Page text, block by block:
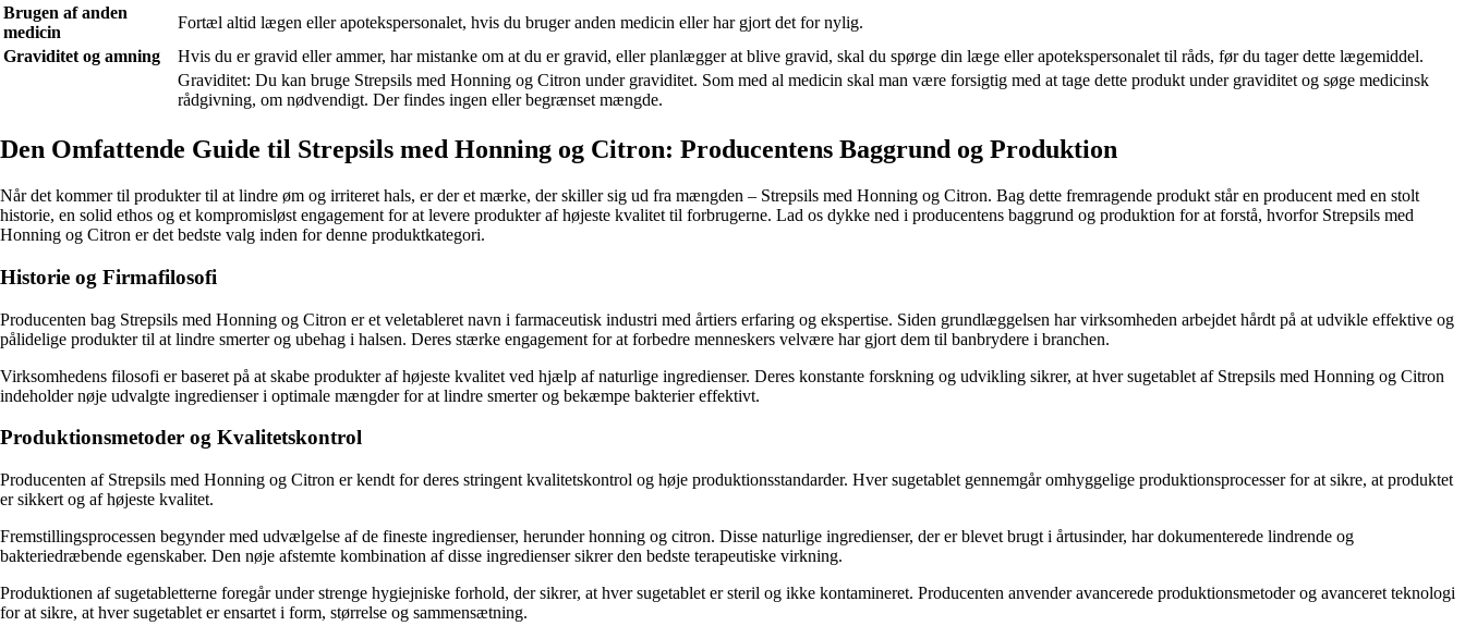
Brugen af anden
medicin
Fortæl altid lægen eller apotekspersonalet, hvis du bruger anden medicin eller har gjort det for nylig.
Graviditet og amning
Hvis du er gravid eller ammer, har mistanke om at du er gravid, eller planlægger at blive gravid, skal du spørge din læge eller apotekspersonalet til råds, før du tager dette lægemiddel.
Graviditet: Du kan bruge Strepsils med Honning og Citron under graviditet. Som med al medicin skal man være forsigtig med at tage dette produkt under graviditet og søge medicinsk
rådgivning, om nødvendigt. Der findes ingen eller begrænset mængde.
Den Omfattende Guide til Strepsils med Honning og Citron: Producentens Baggrund og Produktion
Når det kommer til produkter til at lindre øm og irriteret hals, er der et mærke, der skiller sig ud fra mængden – Strepsils med Honning og Citron. Bag dette fremragende produkt står en producent med en stolt
historie, en solid ethos og et kompromisløst engagement for at levere produkter af højeste kvalitet til forbrugerne. Lad os dykke ned i producentens baggrund og produktion for at forstå, hvorfor Strepsils med
Honning og Citron er det bedste valg inden for denne produktkategori.
Historie og Firmafilosofi
Producenten bag Strepsils med Honning og Citron er et veletableret navn i farmaceutisk industri med årtiers erfaring og ekspertise. Siden grundlæggelsen har virksomheden arbejdet hårdt på at udvikle effektive og
pålidelige produkter til at lindre smerter og ubehag i halsen. Deres stærke engagement for at forbedre menneskers velvære har gjort dem til banbrydere i branchen.
Virksomhedens filosofi er baseret på at skabe produkter af højeste kvalitet ved hjælp af naturlige ingredienser. Deres konstante forskning og udvikling sikrer, at hver sugetablet af Strepsils med Honning og Citron
indeholder nøje udvalgte ingredienser i optimale mængder for at lindre smerter og bekæmpe bakterier effektivt.
Produktionsmetoder og Kvalitetskontrol
Producenten af Strepsils med Honning og Citron er kendt for deres stringent kvalitetskontrol og høje produktionsstandarder. Hver sugetablet gennemgår omhyggelige produktionsprocesser for at sikre, at produktet
er sikkert og af højeste kvalitet.
Fremstillingsprocessen begynder med udvælgelse af de fineste ingredienser, herunder honning og citron. Disse naturlige ingredienser, der er blevet brugt i årtusinder, har dokumenterede lindrende og
bakteriedræbende egenskaber. Den nøje afstemte kombination af disse ingredienser sikrer den bedste terapeutiske virkning.
Produktionen af sugetabletterne foregår under strenge hygiejniske forhold, der sikrer, at hver sugetablet er steril og ikke kontamineret. Producenten anvender avancerede produktionsmetoder og avanceret teknologi
for at sikre, at hver sugetablet er ensartet i form, størrelse og sammensætning.